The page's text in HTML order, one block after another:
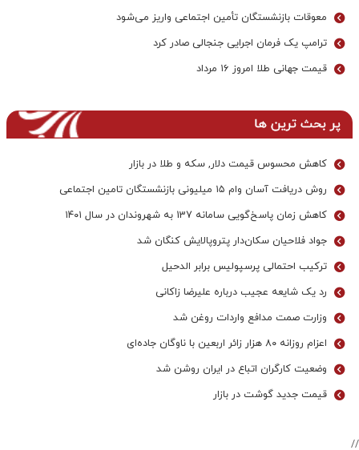
معوقات بازنشستگان تأمین اجتماعی واریز می‌شود
ترامپ یک فرمان اجرایی جنجالی صادر کرد
قیمت جهانی طلا امروز ۱۶ مرداد
پر بحث ترین ها
کاهش محسوس قیمت دلار, سکه و طلا در بازار
روش دریافت آسان وام ۱۵ میلیونی بازنشستگان تامین اجتماعی
کاهش زمان پاسخ‌گویی سامانه 137 به شهروندان در سال ۱۴۰۱
جواد فلاحیان سکان‌دار پتروپالایش کنگان شد
ترکیب احتمالی پرسپولیس برابر الدحیل
رد یک شایعه عجیب درباره علیرضا زاکانی
وزارت صمت مدافع واردات روغن شد
اعزام روزانه ۸۰ هزار زائر اربعین با ناوگان جاده‌ای
وضعیت کارگران اتباع در ایران روشن شد
قیمت جدید گوشت در بازار
//